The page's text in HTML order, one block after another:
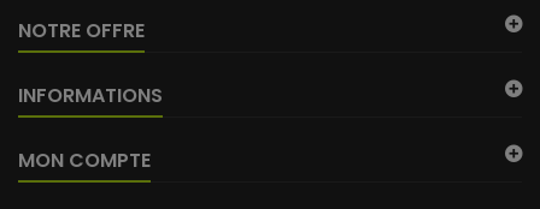
NOTRE OFFRE
INFORMATIONS
MON COMPTE